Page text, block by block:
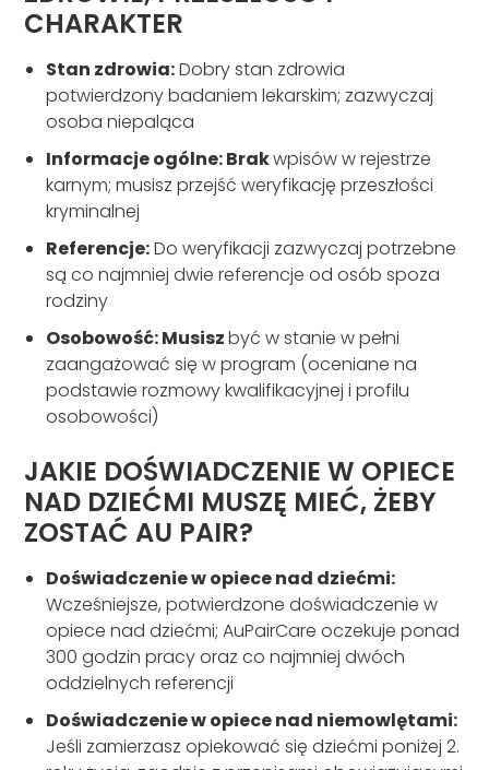
CHARAKTER
Stan zdrowia:Dobry stan zdrowia
potwierdzony badaniem lekarskim; zazwyczaj
osoba niepaląca
Informacje ogólne: Brakwpisów w rejestrze
karnym; musisz przejść weryfikację przeszłości
kryminalnej
Referencje:Do weryfikacji zazwyczaj potrzebne
są co najmniej dwie referencje od osób spoza
rodziny
Osobowość: Musiszbyć w stanie w pełni
zaangażować się w program (oceniane na
podstawie rozmowy kwalifikacyjnej i profilu
osobowości)
JAKIE DOŚWIADCZENIE W OPIECE
NAD DZIEĆMI MUSZĘ MIEĆ, ŻEBY
ZOSTAĆ AU PAIR?
Doświadczenie w opiece nad dziećmi:
Wcześniejsze, potwierdzone doświadczenie w
opiece nad dziećmi; AuPairCare oczekuje ponad
300 godzin pracy oraz co najmniej dwóch
oddzielnych referencji
Doświadczenie w opiece nad niemowlętami:
Jeśli zamierzasz opiekować się dziećmi poniżej 2.